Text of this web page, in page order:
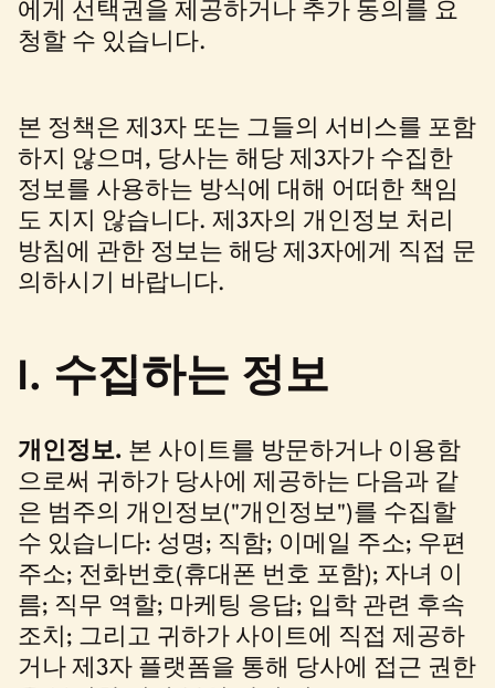
에게 선택권을 제공하거나 추가 동의를 요
청할 수 있습니다.
본 정책은 제3자 또는 그들의 서비스를 포함
하지 않으며, 당사는 해당 제3자가 수집한
정보를 사용하는 방식에 대해 어떠한 책임
도 지지 않습니다. 제3자의 개인정보 처리
방침에 관한 정보는 해당 제3자에게 직접 문
의하시기 바랍니다.
I. 수집하는 정보
개인정보. 본 사이트를 방문하거나 이용함
으로써 귀하가 당사에 제공하는 다음과 같
은 범주의 개인정보("개인정보")를 수집할
수 있습니다: 성명; 직함; 이메일 주소; 우편
주소; 전화번호(휴대폰 번호 포함); 자녀 이
름; 직무 역할; 마케팅 응답; 입학 관련 후속
조치; 그리고 귀하가 사이트에 직접 제공하
거나 제3자 플랫폼을 통해 당사에 접근 권한